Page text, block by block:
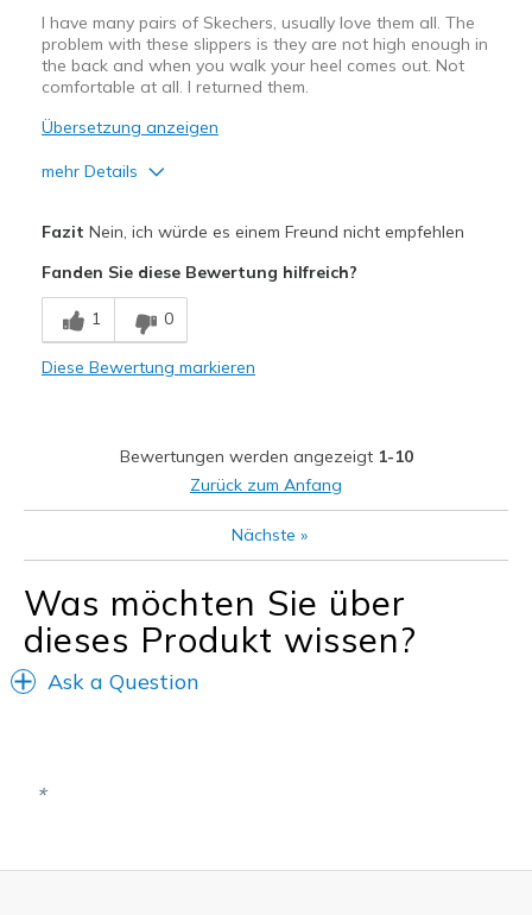
I have many pairs of Skechers, usually love them all. The
problem with these slippers is they are not high enough in
the back and when you walk your heel comes out. Not
comfortable at all. I returned them.
Übersetzung anzeigen
mehr Details
Width
Sizing
View On Shoes
I'm Into Shoes
Fazit Nein, ich würde es einem Freund nicht empfehlen
Fanden Sie diese Bewertung hilfreich?
1 0
Diese Bewertung markieren
Bewertungen werden angezeigt 1-10
Zurück zum Anfang
Nächste »
Was möchten Sie über
dieses Produkt wissen?
Ask a Question